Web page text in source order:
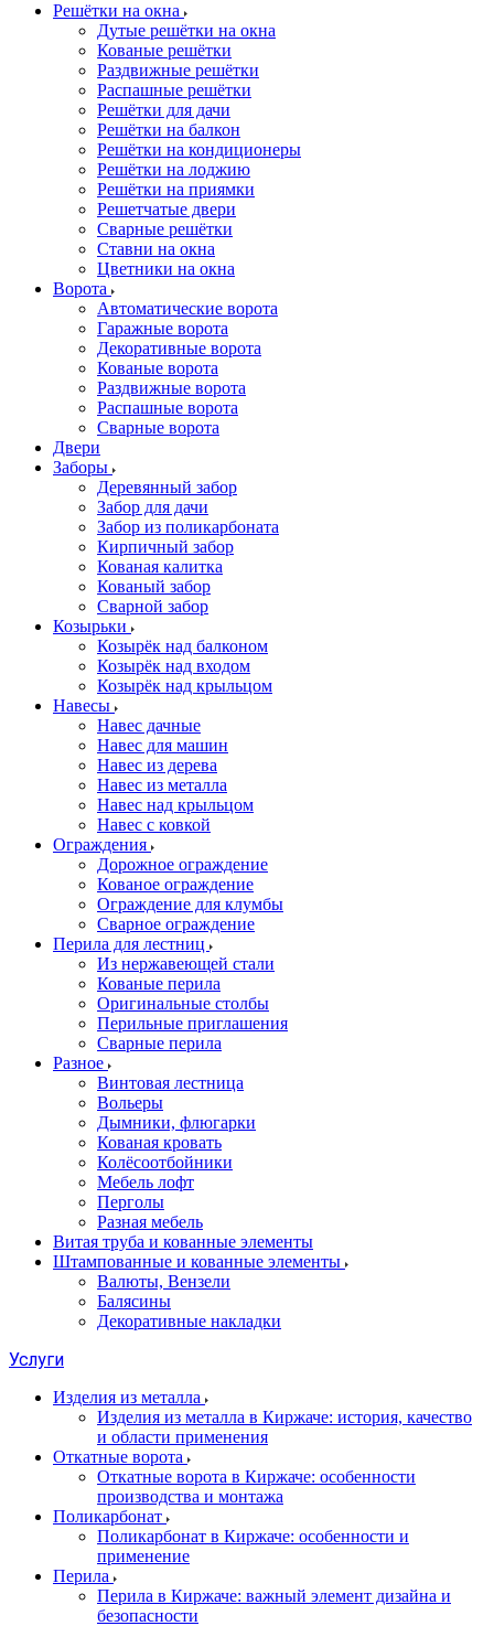
Решётки на окна
Дутые решётки на окна
Кованые решётки
Раздвижные решётки
Распашные решётки
Решётки для дачи
Решётки на балкон
Решётки на кондиционеры
Решётки на лоджию
Решётки на приямки
Решетчатые двери
Сварные решётки
Ставни на окна
Цветники на окна
Ворота
Автоматические ворота
Гаражные ворота
Декоративные ворота
Кованые ворота
Раздвижные ворота
Распашные ворота
Сварные ворота
Двери
Заборы
Деревянный забор
Забор для дачи
Забор из поликарбоната
Кирпичный забор
Кованая калитка
Кованый забор
Сварной забор
Козырьки
Козырёк над балконом
Козырёк над входом
Козырёк над крыльцом
Навесы
Навес дачные
Навес для машин
Навес из дерева
Навес из металла
Навес над крыльцом
Навес с ковкой
Ограждения
Дорожное ограждение
Кованое ограждение
Ограждение для клумбы
Сварное ограждение
Перила для лестниц
Из нержавеющей стали
Кованые перила
Оригинальные столбы
Перильные приглашения
Сварные перила
Разное
Винтовая лестница
Вольеры
Дымники, флюгарки
Кованая кровать
Колёсоотбойники
Мебель лофт
Перголы
Разная мебель
Витая труба и кованные элементы
Штампованные и кованные элементы
Валюты, Вензели
Балясины
Декоративные накладки
Услуги
Изделия из металла
Изделия из металла в Киржаче: история, качество
и области применения
Откатные ворота
Откатные ворота в Киржаче: особенности
производства и монтажа
Поликарбонат
Поликарбонат в Киржаче: особенности и
применение
Перила
Перила в Киржаче: важный элемент дизайна и
безопасности